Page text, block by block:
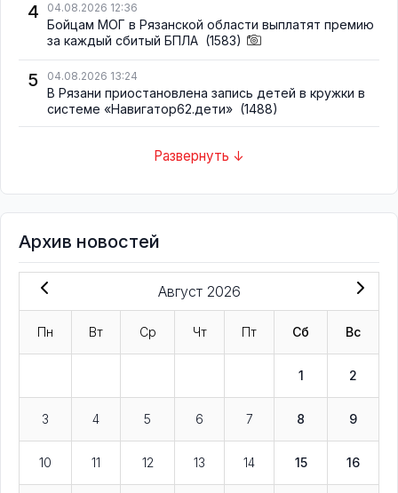
4 04.08.2026 12:36
Бойцам МОГ в Рязанской области выплатят премию
за каждый сбитый БПЛА (1583)
5 04.08.2026 13:24
В Рязани приостановлена запись детей в кружки в
системе «Навигатор62.дети» (1488)
Развернуть ↓
Архив новостей
Август 2026
Пн Вт Ср Чт Пт Сб Вс
1 2
3 4 5 6 7 8 9
10 11 12 13 14 15 16